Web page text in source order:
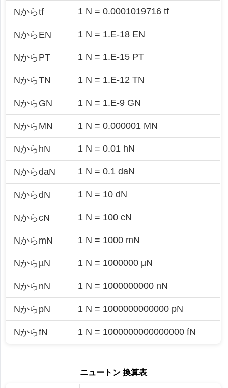
Nからtf 1 N = 0.0001019716 tf
NからEN 1 N = 1.E-18 EN
NからPT 1 N = 1.E-15 PT
NからTN 1 N = 1.E-12 TN
NからGN 1 N = 1.E-9 GN
NからMN 1 N = 0.000001 MN
NからhN 1 N = 0.01 hN
NからdaN 1 N = 0.1 daN
NからdN 1 N = 10 dN
NからcN 1 N = 100 cN
NからmN 1 N = 1000 mN
NからµN 1 N = 1000000 µN
NからnN 1 N = 1000000000 nN
NからpN 1 N = 1000000000000 pN
NからfN 1 N = 1000000000000000 fN
ニュートン 換算表